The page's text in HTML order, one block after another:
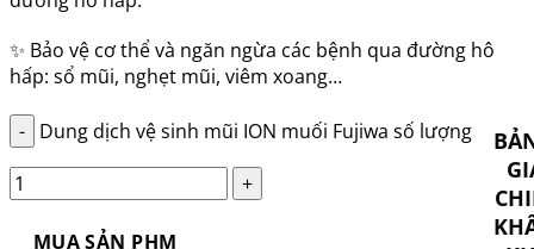
✨ Bảo vệ cơ thể và ngăn ngừa các bệnh qua đường hô
hấp: sổ mũi, nghẹt mũi, viêm xoang…
Dung dịch vệ sinh mũi ION muối Fujiwa số lượng
MUA SẢN PHM